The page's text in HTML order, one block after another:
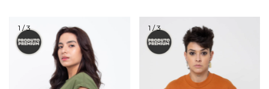
1 /3 1 /3